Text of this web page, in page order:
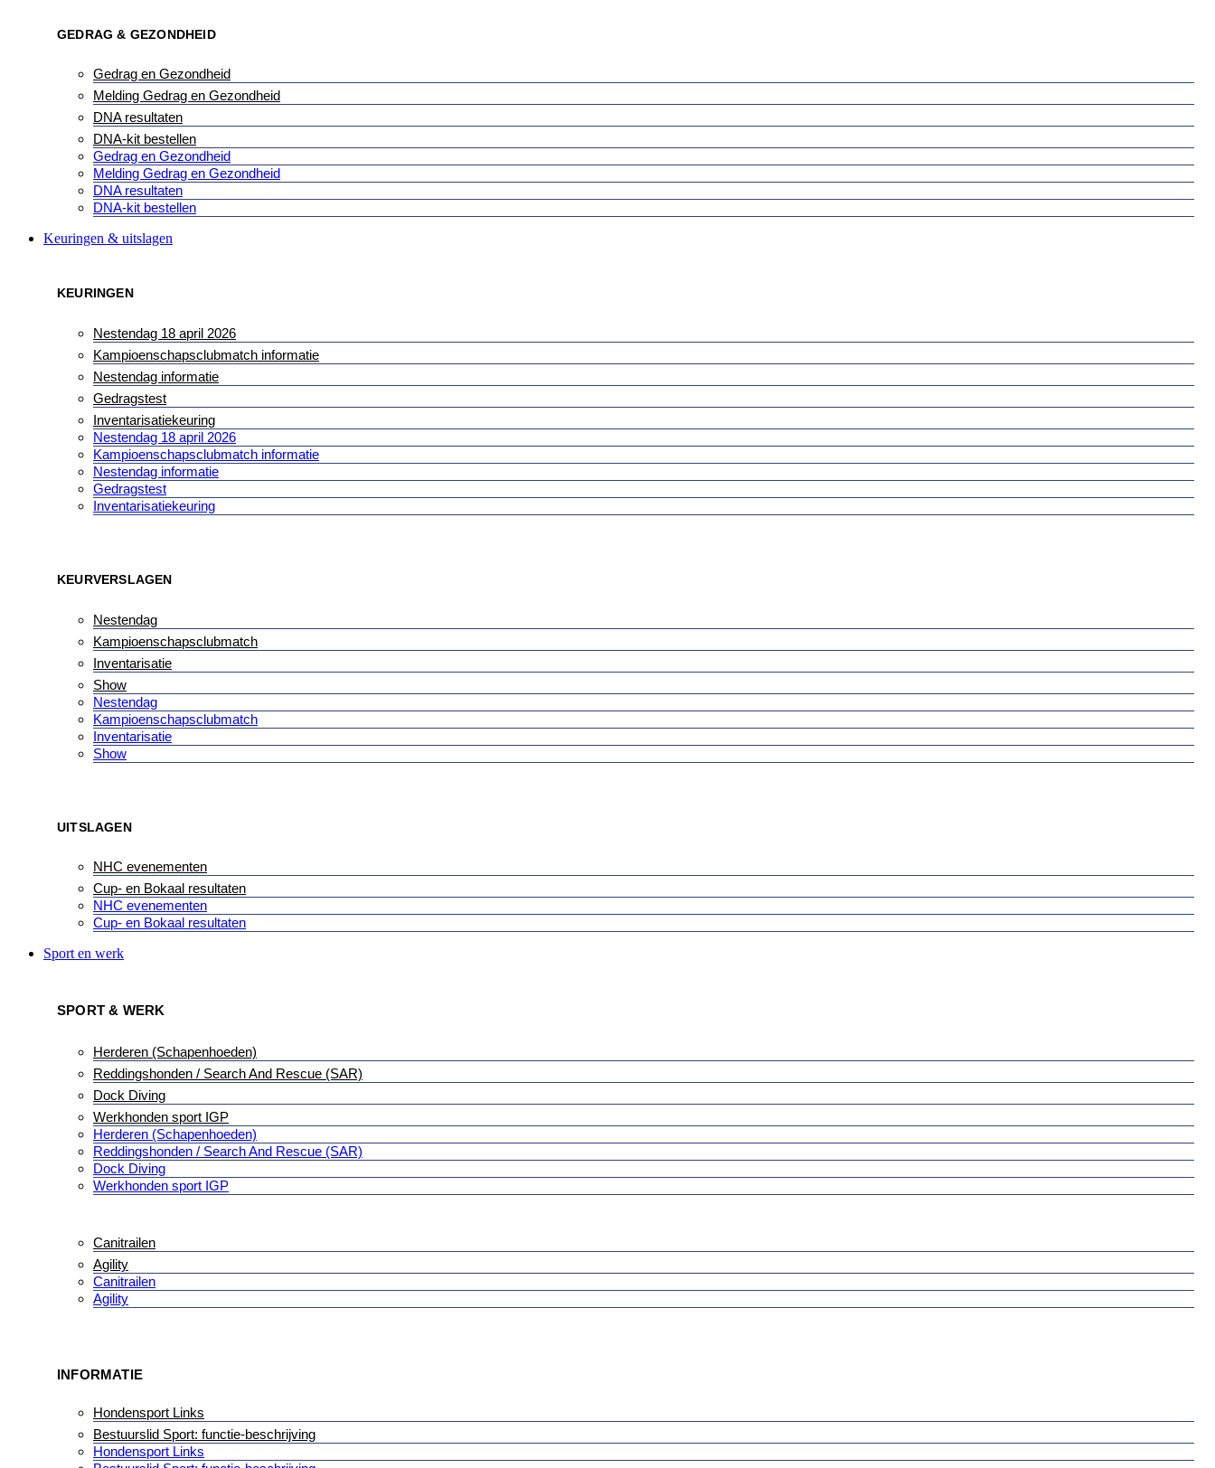
GEDRAG & GEZONDHEID
Gedrag en Gezondheid
Melding Gedrag en Gezondheid
DNA resultaten
DNA-kit bestellen
Gedrag en Gezondheid
Melding Gedrag en Gezondheid
DNA resultaten
DNA-kit bestellen
Keuringen & uitslagen
KEURINGEN
Nestendag 18 april 2026
Kampioenschapsclubmatch informatie
Nestendag informatie
Gedragstest
Inventarisatiekeuring
Nestendag 18 april 2026
Kampioenschapsclubmatch informatie
Nestendag informatie
Gedragstest
Inventarisatiekeuring
KEURVERSLAGEN
Nestendag
Kampioenschapsclubmatch
Inventarisatie
Show
Nestendag
Kampioenschapsclubmatch
Inventarisatie
Show
UITSLAGEN
NHC evenementen
Cup- en Bokaal resultaten
NHC evenementen
Cup- en Bokaal resultaten
Sport en werk
SPORT & WERK
Herderen (Schapenhoeden)
Reddingshonden / Search And Rescue (SAR)
Dock Diving
Werkhonden sport IGP
Herderen (Schapenhoeden)
Reddingshonden / Search And Rescue (SAR)
Dock Diving
Werkhonden sport IGP
Canitrailen
Agility
Canitrailen
Agility
INFORMATIE
Hondensport Links
Bestuurslid Sport: functie-beschrijving
Hondensport Links